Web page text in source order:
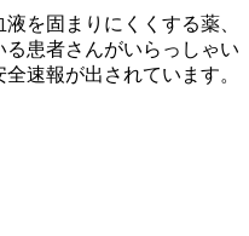
を固まりにくくする薬、
る患者さんがいらっしゃい
速報が出されています。